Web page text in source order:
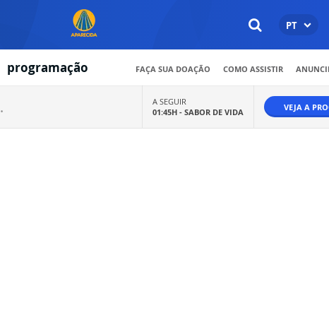
PT
programação FAÇA SUA DOAÇÃO COMO ASSISTIR
A SEGUIR
01:45H - SABOR DE VIDA VEJA A